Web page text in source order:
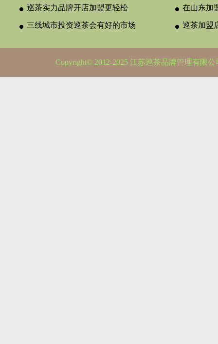
得消费者 品世界，
巡茶实力品牌开店加盟更轻松 在山东加
三线城市投资巡茶会有好的市场 巡茶加盟
Copyright© 2012-2025 江苏巡茶品牌管理有限